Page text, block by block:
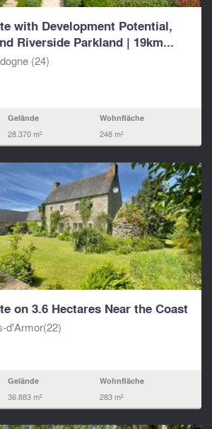
with Development Potential,
Riverside Parkland | 19km...
(24)
Gelände
28.370 m²
Wohnfläche
248 m²
on 3.6 Hectares Near the Coast
d'Armor(22)
Gelände
36.883 m²
Wohnfläche
283 m²